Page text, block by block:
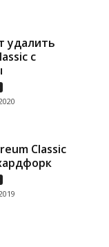
удалить
с
Classic